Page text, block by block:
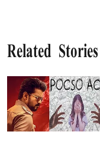
Related Stories